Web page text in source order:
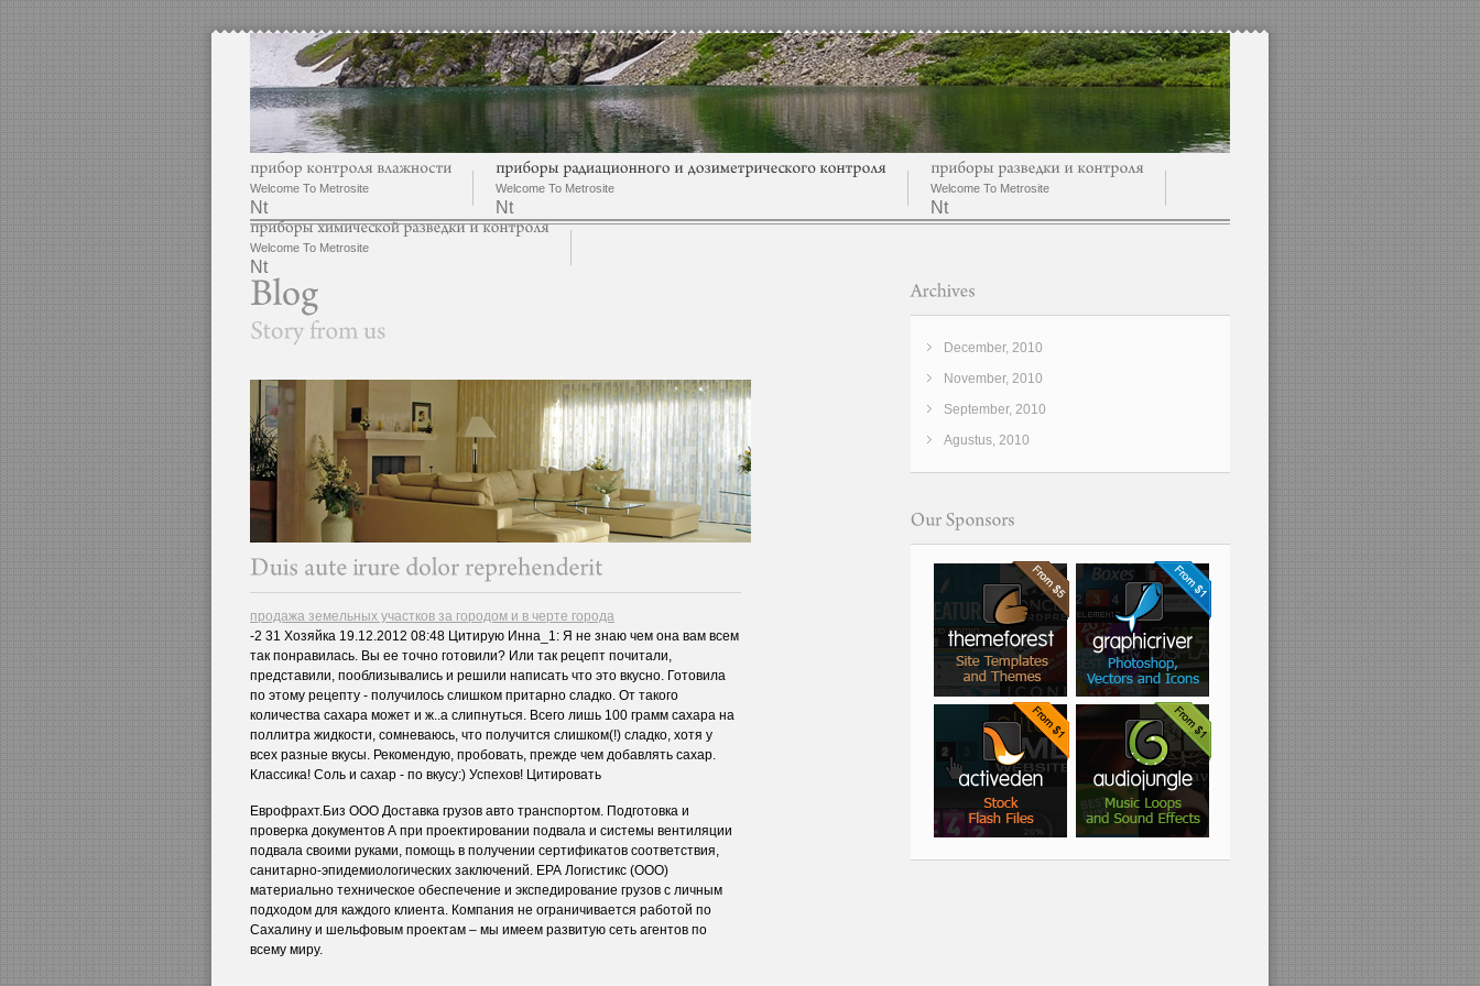
Welcome To Metrosite
Nt
Welcome To Metrosite
Nt
Welcome To Metrosite
Nt
Welcome To Metrosite
Nt
продажа земельных участков за городом и в черте города
-2 31 Хозяйка 19.12.2012 08:48 Цитирую Инна_1: Я не знаю чем она вам всем
так понравилась. Вы ее точно готовили? Или так рецепт почитали,
представили, пооблизывались и решили написать что это вкусно. Готовила
по этому рецепту - получилось слишком притарно сладко. От такого
количества сахара может и ж..а слипнуться. Всего лишь 100 грамм сахара на
поллитра жидкости, сомневаюсь, что получится слишком(!) сладко, хотя у
всех разные вкусы. Рекомендую, пробовать, прежде чем добавлять сахар.
Классика! Соль и сахар - по вкусу:) Успехов! Цитировать
Еврофрахт.Биз ООО Доставка грузов авто транспортом. Подготовка и
проверка документов А при проектировании подвала и системы вентиляции
подвала своими руками, помощь в получении сертификатов соответствия,
санитарно-эпидемиологических заключений. ЕРА Логистикс (ООО)
материально техническое обеспечение и экспедирование грузов с личным
подходом для каждого клиента. Компания не ограничивается работой по
Сахалину и шельфовым проектам – мы имеем развитую сеть агентов по
всему миру.
December, 2010
November, 2010
September, 2010
Agustus, 2010